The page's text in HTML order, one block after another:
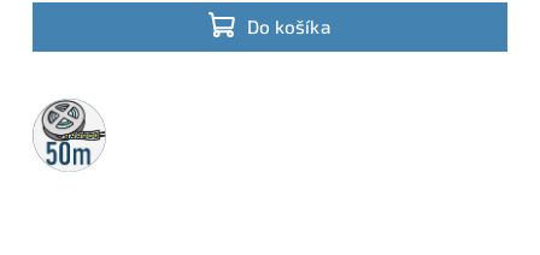
Do košíka
jednoduchšia montáž a menej kabeláže.
50m
rolka